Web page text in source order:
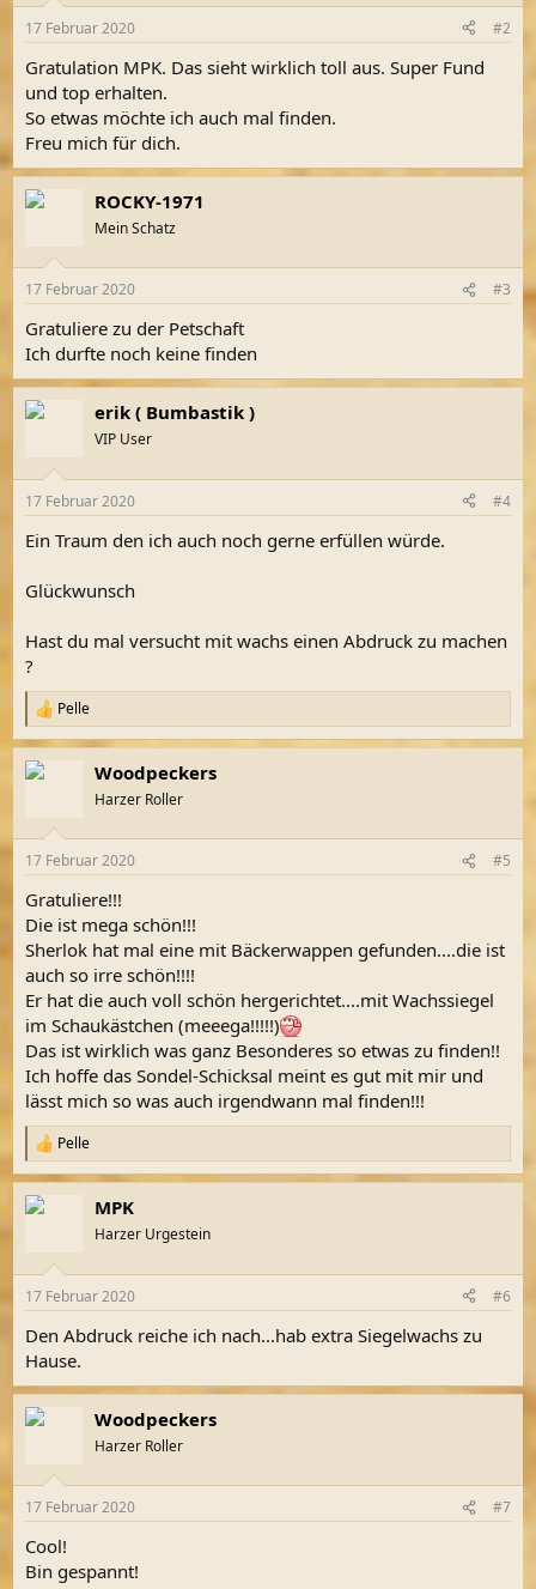
e
:
17 Februar 2020 #2
Gratulation MPK. Das sieht wirklich toll aus. Super Fund
und top erhalten.
So etwas möchte ich auch mal finden.
Freu mich für dich.
ROCKY-1971
Mein Schatz
17 Februar 2020 #3
Gratuliere zu der Petschaft
Ich durfte noch keine finden
erik ( Bumbastik )
VIP User
17 Februar 2020 #4
Ein Traum den ich auch noch gerne erfüllen würde.
Glückwunsch
Hast du mal versucht mit wachs einen Abdruck zu machen
?
R
e
a
k
e
:
Pelle
Woodpeckers
Harzer Roller
17 Februar 2020 #5
Gratuliere!!!
Die ist mega schön!!!
Sherlok hat mal eine mit Bäckerwappen gefunden....die ist
auch so irre schön!!!!
Er hat die auch voll schön hergerichtet....mit Wachssiegel
im Schaukästchen (meeega!!!!!)
Das ist wirklich was ganz Besonderes so etwas zu finden!!
Ich hoffe das Sondel-Schicksal meint es gut mit mir und
lässt mich so was auch irgendwann mal finden!!!
R
e
a
k
e
:
Pelle
MPK
Harzer Urgestein
17 Februar 2020 #6
Den Abdruck reiche ich nach...hab extra Siegelwachs zu
Hause.
Woodpeckers
Harzer Roller
17 Februar 2020 #7
Cool!
Bin gespannt!